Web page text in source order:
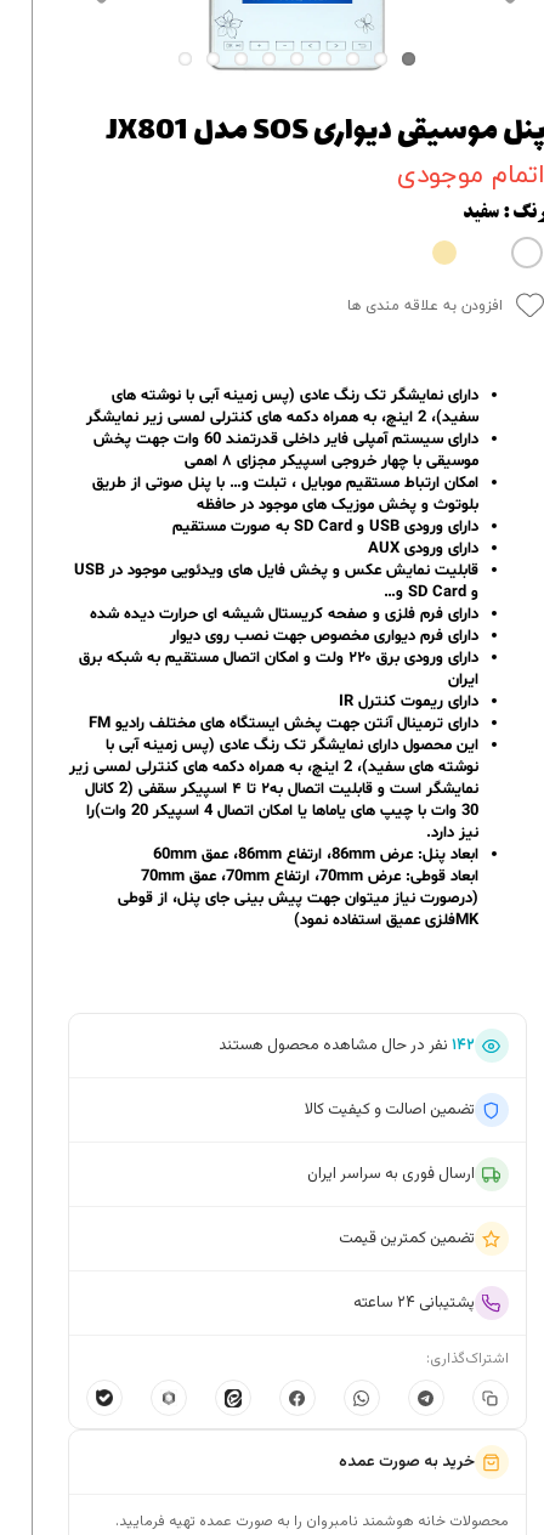
پنل موسیقی دیواری SOS مدل JX801
اتمام موجودی
رنگ: سفید
افزودن به علاقه مندی ها
دارای نمایشگر تک رنگ عادی (پس زمینه آبی با نوشته های
سفید)، 2 اینچ، به همراه دکمه های کنترلی لمسی زیر نمایشگر
دارای سیستم آمپلی فایر داخلی قدرتمند 60 وات جهت پخش
موسیقی با چهار خروجی اسپیکر مجزای ۸ اهمی
امکان ارتباط مستقیم موبایل ، تبلت و… با پنل صوتی از طریق
بلوتوث و پخش موزیک های موجود در حافظه
دارای ورودی USB و SD Card به صورت مستقیم
دارای ورودی AUX
قابلیت نمایش عکس و پخش فایل های ویدئویی موجود در USB
و SD Card و…
دارای فرم فلزی و صفحه کریستال شیشه ای حرارت دیده شده
دارای فرم دیواری مخصوص جهت نصب روی دیوار
دارای ورودی برق ۲۲۰ ولت و امکان اتصال مستقیم به شبکه برق
ایران
دارای ریموت کنترل IR
دارای ترمینال آنتن جهت پخش ایستگاه های مختلف رادیو FM
این محصول دارای نمایشگر تک رنگ عادی (پس زمینه آبی با
نوشته های سفید)، 2 اینچ، به همراه دکمه های کنترلی لمسی زیر
نمایشگر است و قابلیت اتصال به۲ تا ۴ اسپیکر سقفی (2 کانال
30 وات با چیپ های یاماها یا امکان اتصال 4 اسپیکر 20 وات)را
نیز دارد.
ابعاد پنل: عرض 86mm، ارتفاع 86mm، عمق 60mm
ابعاد قوطی: عرض 70mm، ارتفاع 70mm، عمق 70mm
(درصورت نیاز میتوان جهت پیش بینی جای پنل، از قوطی
MKفلزی عمیق استفاده نمود)
۱۴۲ نفر در حال مشاهده محصول هستند
تضمین اصالت و کیفیت کالا
ارسال فوری به سراسر ایران
تضمین کمترین قیمت
پشتیبانی ۲۴ ساعته
اشتراک‌گذاری:
خرید به صورت عمده
محصولات خانه هوشمند نامبروان را به صورت عمده تهیه فرمایید.